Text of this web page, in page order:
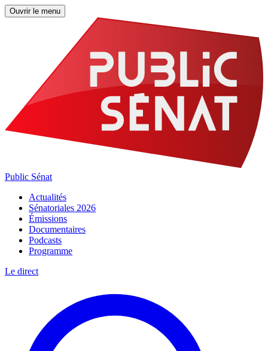
Ouvrir le menu
Public Sénat
Actualités
Sénatoriales 2026
Émissions
Documentaires
Podcasts
Programme
Le direct